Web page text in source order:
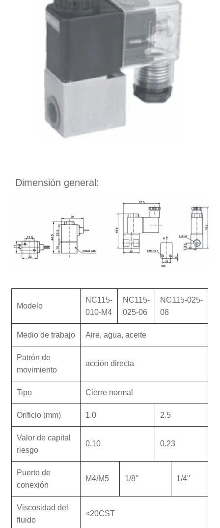
Dimensión general:
Modelo
NC115-
010-M4
NC115-
025-06
NC115-025-
08
Medio de trabajo Aire, agua, aceite
Patrón de
movimiento
acción directa
Tipo Cierre normal
Orificio (mm) 1.0 2.5
Valor de capital
riesgo
0.10 0.23
Puerto de
conexión
M4/M5 1/8'' 1/4''
Viscosidad del
fluido
<20CST